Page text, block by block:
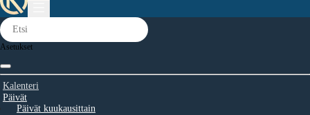
Asetukset
Kalenteri
Päivät
Päivät kuukausittain